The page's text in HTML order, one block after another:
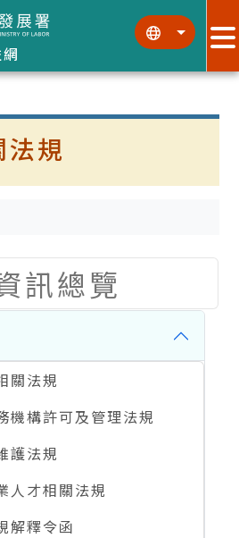
::: :::
法規
訊總覽
關法規
機構許可及管理法規
護法規
人才相關法規
解釋令函